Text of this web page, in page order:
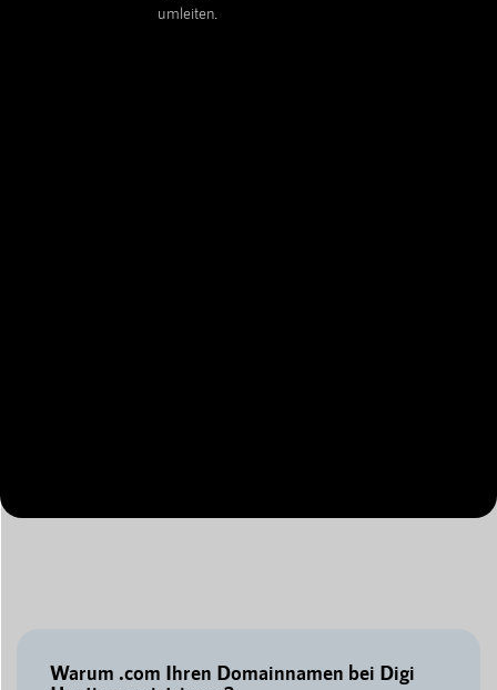
umleiten.
Warum .com Ihren Domainnamen bei Digi